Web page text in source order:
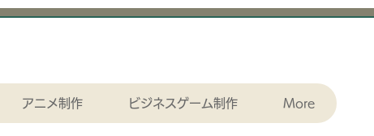
アニメ制作 ビジネスゲーム制作 More